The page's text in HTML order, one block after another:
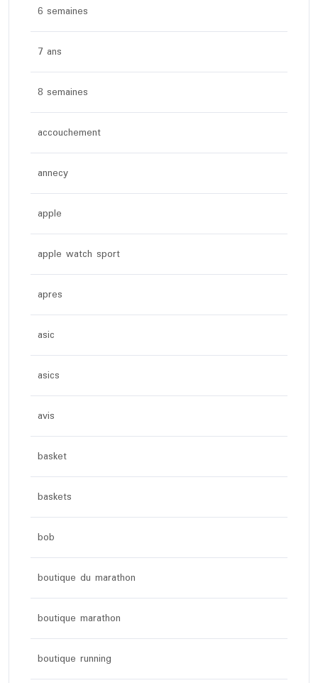
6 semaines
7 ans
8 semaines
accouchement
annecy
apple
apple watch sport
apres
asic
asics
avis
basket
baskets
bob
boutique du marathon
boutique marathon
boutique running